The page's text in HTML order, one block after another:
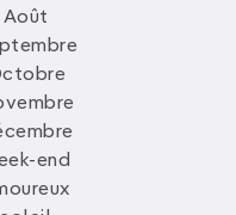
Août
end